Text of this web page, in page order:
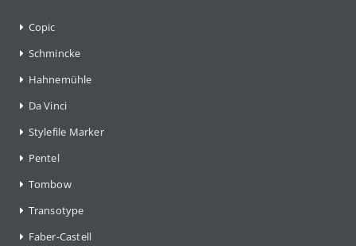
Copic
Schmincke
Hahnemühle
Da Vinci
Stylefile Marker
Pentel
Tombow
Transotype
Faber-Castell